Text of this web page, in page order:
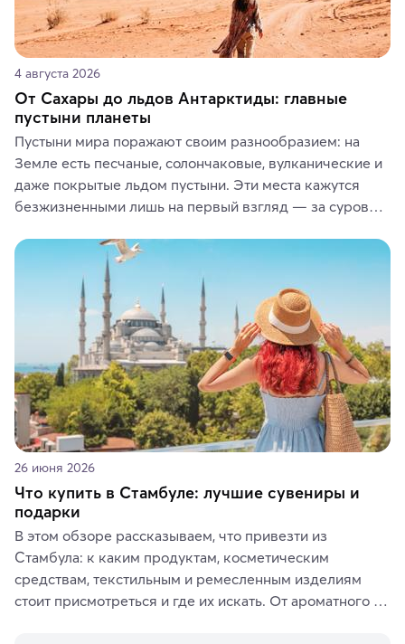
4 августа 2026
От Сахары до льдов Антарктиды: главные
пустыни планеты
Пустыни мира поражают своим разнообразием: на
Земле есть песчаные, солончаковые, вулканические и
даже покрытые льдом пустыни. Эти места кажутся
безжизненными лишь на первый взгляд — за суровой
животные и маршруты, которые дарят одни из самых
ярких впечатлений от путешествий.
26 июня 2026
Что купить в Стамбуле: лучшие сувениры и
подарки
В этом обзоре рассказываем, что привезти из
Стамбула: к каким продуктам, косметическим
средствам, текстильным и ремесленным изделиям
стоит присмотреться и где их искать. От ароматного